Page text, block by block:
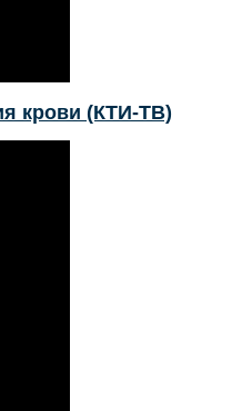
крови (КТИ-ТВ)